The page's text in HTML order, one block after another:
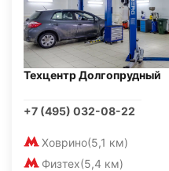
Техцентр Долгопрудный
+7 (495) 032-08-22
Ховрино(5,1 км)
Физтех(5,4 км)